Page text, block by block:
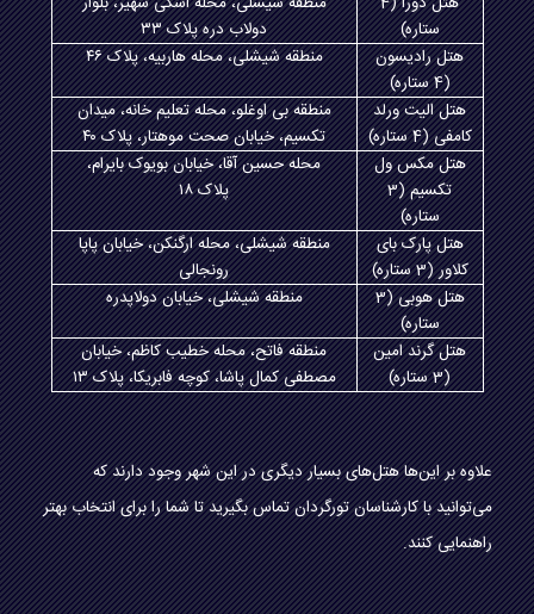
ستاره)
دولاب دره پلاک۳۳
هتل رادیسون
(4 ستاره)
منطقه شیشلی، محله هاربیه، پلاک۴۶
هتل الیت ورلد
کامفی (4 ستاره)
منطقه بی اوغلو، محله تعلیم خانه، میدان
تکسیم، خیابان صحت موهتار، پلاک۴۰
هتل مکس ول
تکسیم (3
ستاره)
محله حسین آقا، خیابان بویوک بایرام،
پلاک۱۸
هتل پارک بای
کلاور (3 ستاره)
منطقه شیشلی، محله ارگنکن، خیابان پاپا
رونجالی
هتل هوبی (3
ستاره)
منطقه شیشلی، خیابان دولاپدره
هتل گرند امین
(3 ستاره)
منطقه فاتح، محله خطیب کاظم، خیابان
مصطفی کمال پاشا، کوچه فابریکا، پلاک۱۳
علاوه بر این‌ها هتل‌های بسیار دیگری در این شهر وجود دارند که
می‌توانید با کارشناسان تورگردان تماس بگیرید تا شما را برای انتخاب بهتر
راهنمایی کنند.